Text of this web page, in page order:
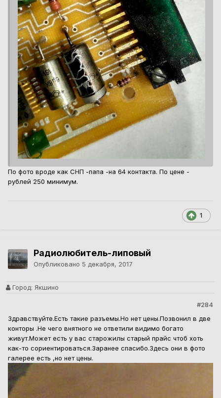
По фото вроде как СНП -папа -на 64 контакта. По цене -
рублей 250 минимум.
1
Радиолюбитель-липовый
Опубликовано 5 декабря, 2017
Город: Якшино
#284
Здравствуйте.Есть такие разъемы.Но нет цены.Позвонил в две
конторы .Не чего внятного не ответили видимо богато
живут.Может есть у вас старожилы старый прайс чтоб хоть
как-то сориентироваться.Заранее спасибо.Здесь они в фото
галерее есть ,но нет цены.